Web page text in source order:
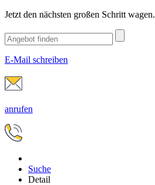
Jetzt den nächsten großen Schritt wagen.
E-Mail schreiben
anrufen
Suche
Detail